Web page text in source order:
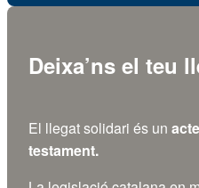
Deixa’ns el teu
El llegat solidari és un
testament.